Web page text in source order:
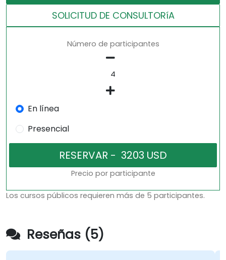
SOLICITUD DE CONSULTORíA
Número de participantes
En línea
Presencial
Precio por participante
Los cursos públicos requieren más de 5 participantes.
Reseñas (5)